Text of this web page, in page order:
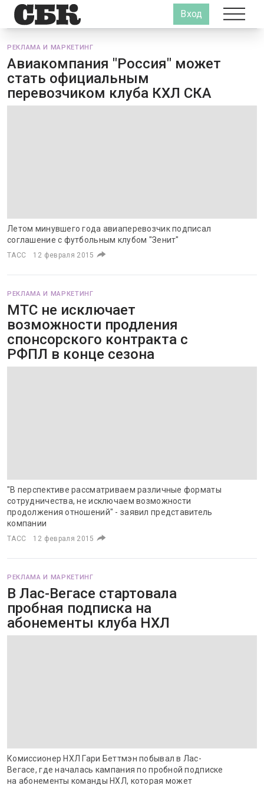
Вход
РЕКЛАМА И МАРКЕТИНГ
Авиакомпания "Россия" может
стать официальным
перевозчиком клуба КХЛ СКА
Летом минувшего года авиаперевозчик подписал
соглашение с футбольным клубом "Зенит"
ТАСС 12 февраля 2015
РЕКЛАМА И МАРКЕТИНГ
МТС не исключает
возможности продления
спонсорского контракта с
РФПЛ в конце сезона
"В перспективе рассматриваем различные форматы
сотрудничества, не исключаем возможности
продолжения отношений" - заявил представитель
компании
ТАСС 12 февраля 2015
РЕКЛАМА И МАРКЕТИНГ
В Лас-Вегасе стартовала
пробная подписка на
абонементы клуба НХЛ
Комиссионер НХЛ Гари Беттмэн побывал в Лас-
Вегасе, где началась кампания по пробной подписке
на абонементы команды НХЛ, которая может